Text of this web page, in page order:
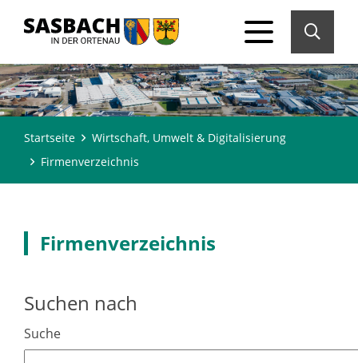
Startseite
Wirtschaft, Umwelt & Digitalisierung
Firmenverzeichnis
Firmenverzeichnis
Suchen nach
Suche